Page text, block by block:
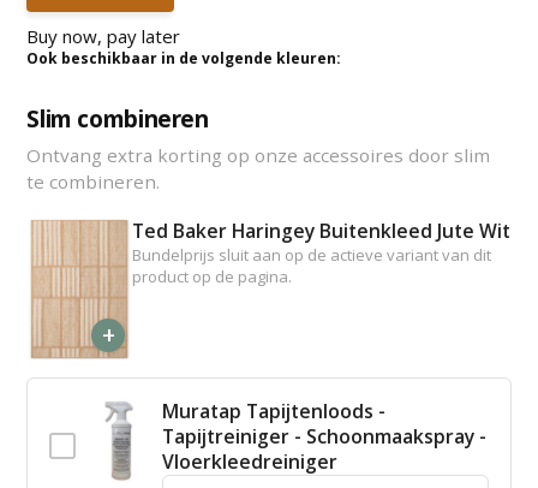
Buy now, pay later
Ook beschikbaar in de volgende kleuren:
Slim combineren
Ontvang extra korting op onze accessoires door slim
te combineren.
+
Ted Baker Haringey Buitenkleed Jute Wit
Bundelprijs sluit aan op de actieve variant van dit
product op de pagina.
Muratap Tapijtenloods -
Tapijtreiniger - Schoonmaakspray -
Vloerkleedreiniger